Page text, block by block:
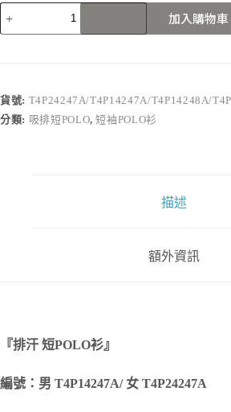
T4P24247A/T4P14247A/T4P14248A/
數
加入購物車
貨號: T4P24247A/T4P14247A/T4P14248A/
分類: 吸排短POLO,短袖POLO衫
描述
額外資訊
『排汗 短POLO衫』
編號：男 T4P14247A/ 女 T4P24247A